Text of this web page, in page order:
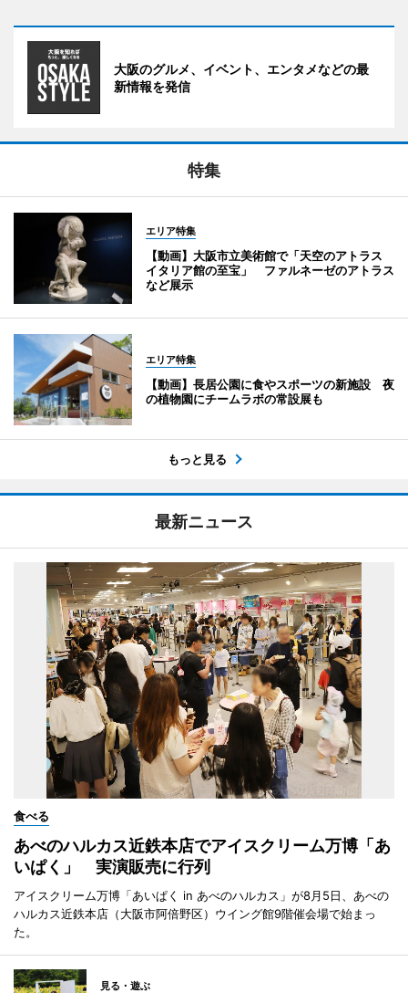
大阪のグルメ、イベント、エンタメなどの最
新情報を発信
特集
エリア特集
【動画】大阪市立美術館で「天空のアトラス
イタリア館の至宝」 ファルネーゼのアトラス
など展示
エリア特集
【動画】長居公園に食やスポーツの新施設 夜
の植物園にチームラボの常設展も
もっと見る
最新ニュース
食べる
あべのハルカス近鉄本店でアイスクリーム万博「あ
いぱく」 実演販売に行列
アイスクリーム万博「あいぱく in あべのハルカス」が8月5日、あべの
ハルカス近鉄本店（大阪市阿倍野区）ウイング館9階催会場で始まっ
た。
見る・遊ぶ